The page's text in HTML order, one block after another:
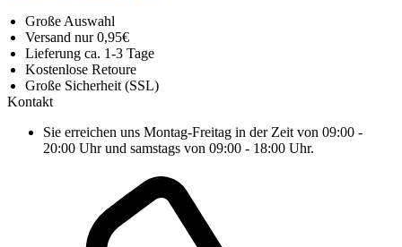
Große Auswahl
Versand nur 0,95€
Lieferung ca. 1-3 Tage
Kostenlose Retoure
Große Sicherheit (SSL)
Kontakt
Sie erreichen uns Montag-Freitag in der Zeit von 09:00 -
20:00 Uhr und samstags von 09:00 - 18:00 Uhr.